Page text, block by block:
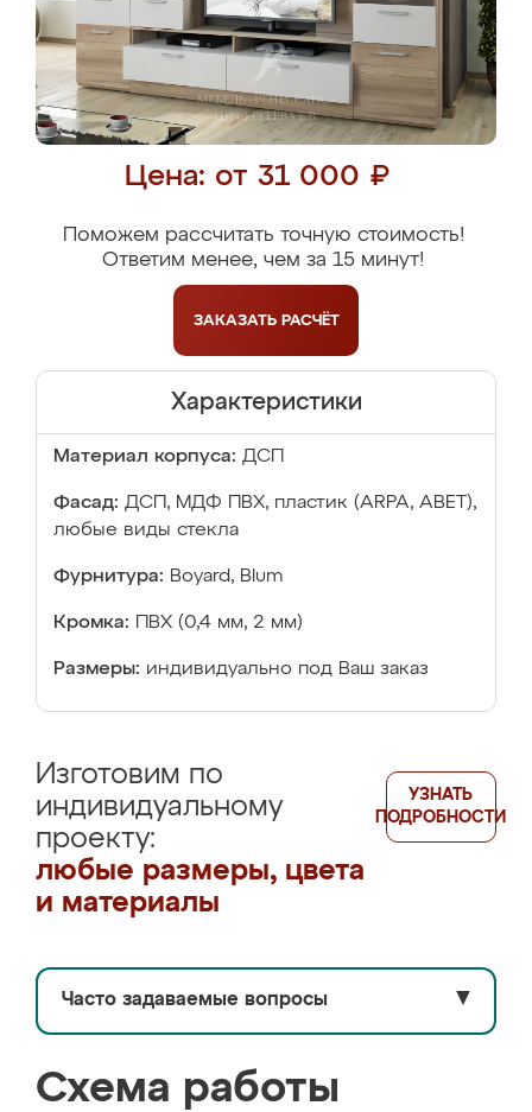
Цена: от 31 000 ₽
Поможем рассчитать точную стоимость!
Ответим менее, чем за 15 минут!
ЗАКАЗАТЬ РАСЧЁТ
Характеристики
Материал корпуса: ДСП
Фасад: ДСП, МДФ ПВХ, пластик (ARPA, ABET),
любые виды стекла
Фурнитура: Boyard, Blum
Кромка: ПВХ (0,4 мм, 2 мм)
Размеры: индивидуально под Ваш заказ
Изготовим по
индивидуальному
проекту:
любые размеры, цвета
и материалы
УЗНАТЬ
ПОДРОБНОСТИ
Часто задаваемые вопросы ▼
Схема работы